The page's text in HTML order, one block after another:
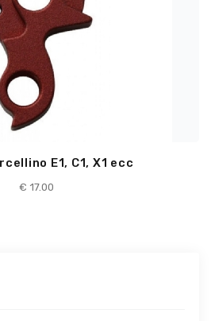
E1, C1, X1 ecc
€ 17.00